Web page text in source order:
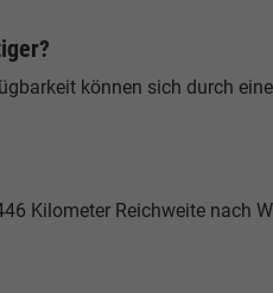
können sich durch
Kilometer Reichweite nach